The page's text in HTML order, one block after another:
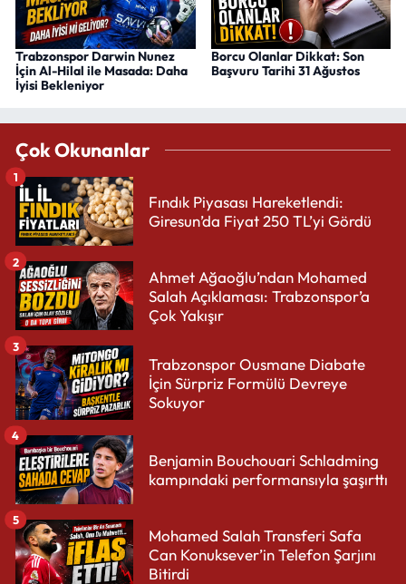
Trabzonspor Darwin Nunez
İçin Al-Hilal ile Masada: Daha
İyisi Bekleniyor
Borcu Olanlar Dikkat: Son
Başvuru Tarihi 31 Ağustos
Çok Okunanlar
Fındık Piyasası Hareketlendi:
Giresun’da Fiyat 250 TL’yi Gördü
1
Ahmet Ağaoğlu’ndan Mohamed
Salah Açıklaması: Trabzonspor’a
Çok Yakışır
2
Trabzonspor Ousmane Diabate
İçin Sürpriz Formülü Devreye
Sokuyor
3
Benjamin Bouchouari Schladming
kampındaki performansıyla şaşırttı
4
Mohamed Salah Transferi Safa
Can Konuksever’in Telefon Şarjını
Bitirdi
5